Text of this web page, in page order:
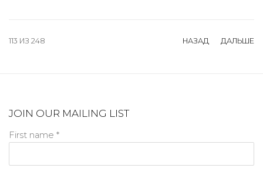
НАЗАД ДАЛЬШЕ
113 ИЗ 248
JOIN OUR MAILING LIST
First name *